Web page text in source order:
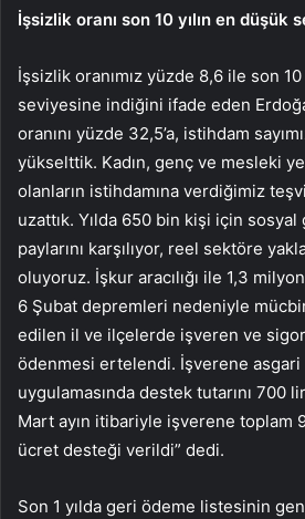
İşsizlik oranı son 10 yılın en düşük
İşsizlik oranımız yüzde 8,6 ile son 10
seviyesine indiğini ifade eden
oranını yüzde 32,5’a, istihdam
yükselttik. Kadın, genç ve mesleki
olanların istihdamına verdiğimiz
uzattık. Yılda 650 bin kişi için
paylarını karşılıyor, reel sektöre
oluyoruz. İşkur aracılığı ile 1,3
6 Şubat depremleri nedeniyle
edilen il ve ilçelerde işveren ve
ödenmesi ertelendi. İşverene
uygulamasında destek tutarını 700
Mart ayın itibariyle işverene toplam
ücret desteği verildi” dedi.
Son 1 yılda geri ödeme listesinin